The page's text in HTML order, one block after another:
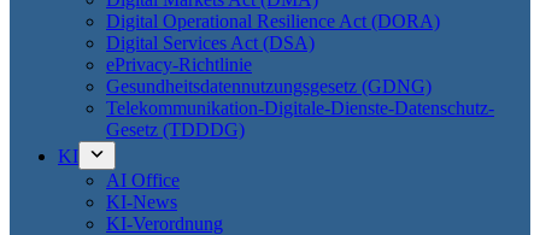
Digital Operational Resilience Act (DORA)
Digital Services Act (DSA)
ePrivacy-Richtlinie
Gesundheitsdatennutzungsgesetz (GDNG)
Telekommunikation-Digitale-Dienste-Datenschutz-
Gesetz (TDDDG)
KI
AI Office
KI-News
KI-Verordnung